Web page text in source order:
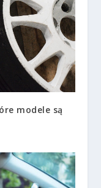
modele są